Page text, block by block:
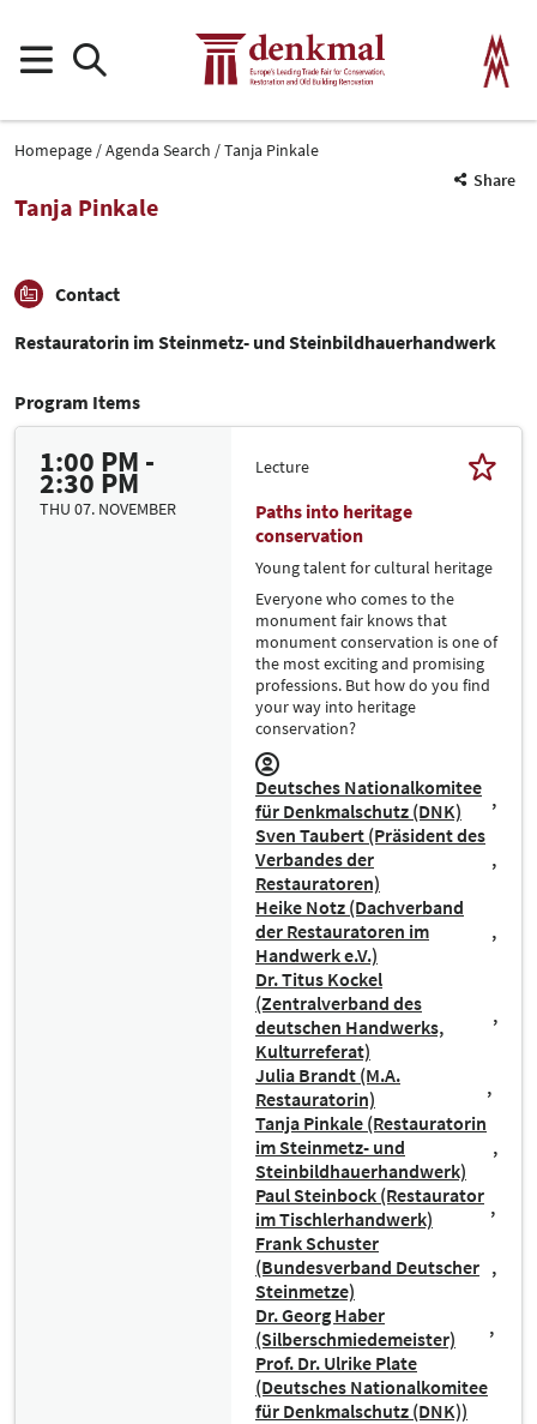
Homepage Agenda Search
Tanja Pinkale
Share
Tanja Pinkale
Contact
Restauratorin im Steinmetz- und Steinbildhauerhandwerk
Program Items
1:00 PM -
2:30 PM
THU 07. NOVEMBER
Lecture
Paths into heritage
conservation
Young talent for cultural heritage
Everyone who comes to the
monument fair knows that
monument conservation is one of
the most exciting and promising
professions. But how do you find
your way into heritage
conservation?
Deutsches Nationalkomitee
für Denkmalschutz (DNK)
Sven Taubert (Präsident des
Verbandes der
Restauratoren)
Heike Notz (Dachverband
der Restauratoren im
Handwerk e.V.)
Dr. Titus Kockel
(Zentralverband des
deutschen Handwerks,
Kulturreferat)
Julia Brandt (M.A.
Restauratorin)
Tanja Pinkale (Restauratorin
im Steinmetz- und
Steinbildhauerhandwerk)
Paul Steinbock (Restaurator
im Tischlerhandwerk)
Frank Schuster
(Bundesverband Deutscher
Steinmetze)
Dr. Georg Haber
(Silberschmiedemeister)
Prof. Dr. Ulrike Plate
(Deutsches Nationalkomitee
für Denkmalschutz (DNK))